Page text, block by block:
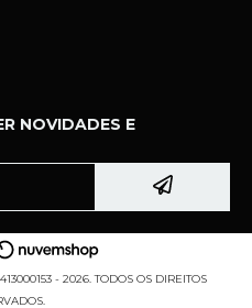
NOVIDADES E
- 2026. TODOS OS DIREITOS